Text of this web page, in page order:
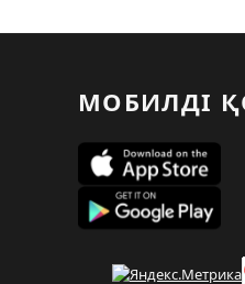
МОБИЛДІ